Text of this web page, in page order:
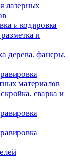
лазерных
и кодировка
и
дерева, фанеры,
материалов
сварка и